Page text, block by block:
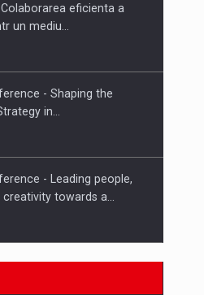
Piatra Craiului 2026,
Colaborarea eficienta a
un mediu…
- Shaping the
in…
- Leading people,
towards a…
- Shaping The